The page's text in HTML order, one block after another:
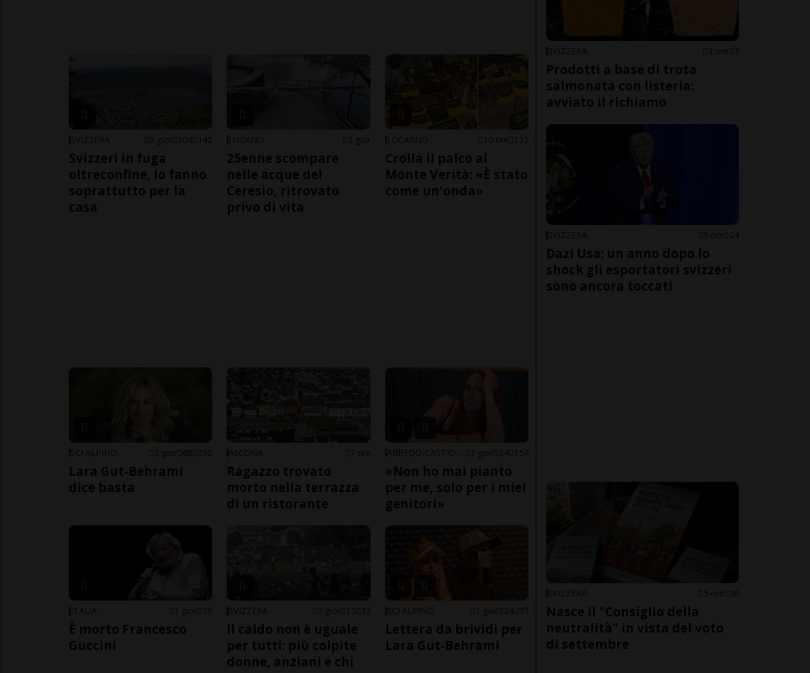
SVIZZERA 2 gior 104 142
Svizzeri in fuga
oltreconfine, lo fanno
soprattutto per la
casa
LUGANO 2 gior
25enne scompare
nelle acque del
Ceresio, ritrovato
privo di vita
LOCARNO 10 ore 132
Crolla il palco al
Monte Verità: «È stato
come un'onda»
SCI ALPINO 2 gior 68 290
Lara Gut-Behrami
dice basta
ASCONA 7 ore
Ragazzo trovato
morto nella terrazza
di un ristorante
1 gior 24 157
«Non ho mai pianto
per me, solo per i miei
genitori»
ITALIA 1 gior 19
È morto Francesco
Guccini
SVIZZERA 2 gior 15 32
Il caldo non è uguale
per tutti: più colpite
donne, anziani e chi
SCI ALPINO 1 gior 24 97
Lettera da brividi per
Lara Gut-Behrami
SVIZZERA 3 ore 7
Prodotti a base di trota
salmonata con listeria:
avviato il richiamo
SVIZZERA 5 ore 24
Dazi Usa: un anno dopo lo
shock gli esportatori svizzeri
sono ancora toccati
SVIZZERA 5 ore 26
Nasce il "Consiglio della
neutralità" in vista del voto
di settembre